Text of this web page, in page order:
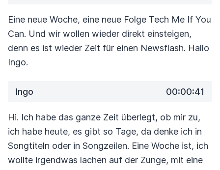
Eine neue Woche, eine neue Folge Tech Me If You
Can. Und wir wollen wieder direkt einsteigen,
denn es ist wieder Zeit für einen Newsflash. Hallo
Ingo.
Ingo 00:00:41
Hi. Ich habe das ganze Zeit überlegt, ob mir zu,
ich habe heute, es gibt so Tage, da denke ich in
Songtiteln oder in Songzeilen. Eine Woche ist, ich
wollte irgendwas lachen auf der Zunge, mit eine